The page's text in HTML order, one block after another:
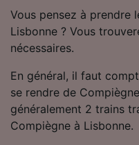
Vous pensez à prendre
Lisbonne ? Vous
nécessaires.
En général, il faut
se rendre de
généralement 2 trains
Compiègne à Lisbonne.
informations sur un
contenu
performance des
études d’audience
Liste de nos